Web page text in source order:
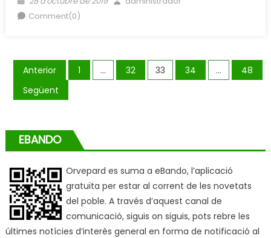
on
Comment(0)
Paginació
de
entrades
Anterior 1 … 32 33 34 …
48
Següent
EBANDO
Orvepard es suma a eBando, l’aplicació
gratuïta per estar al corrent de les novetats
del poble. A través d’aquest canal de
comunicació, siguis on siguis, pots rebre les
últimes notícies d’interès general en forma de notificació al